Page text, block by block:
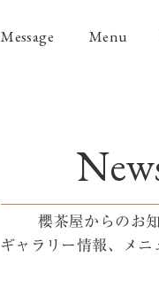
Message Menu
櫻茶屋からのお
ギャラリー情報、メニ